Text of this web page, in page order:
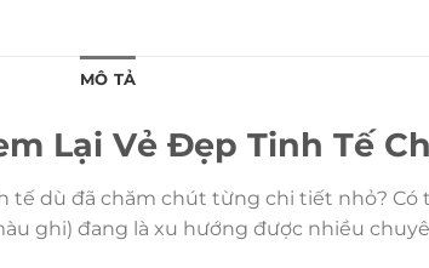
MÔ TẢ
Lại Vẻ Đẹp Tinh Tế
dù đã chăm chút từng chi tiết nhỏ?
ghi) đang là xu hướng được nhiều